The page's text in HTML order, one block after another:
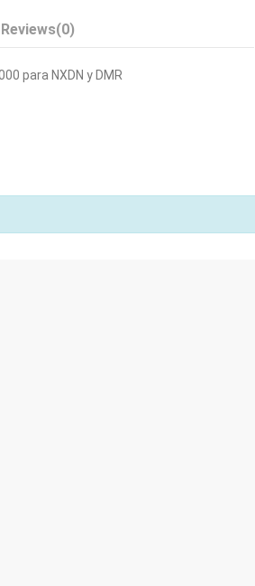
Reviews(0)
para NXDN y DMR